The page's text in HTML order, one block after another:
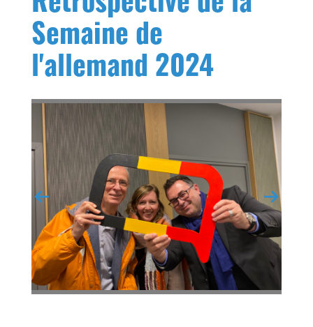
Semaine de
l'allemand 2024